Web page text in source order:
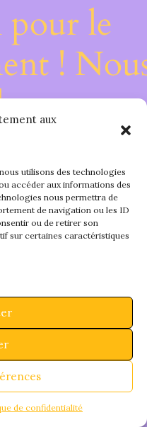
aux
utilisons des technologies
accéder aux informations des
nous permettra de
de navigation ou les ID
ou de retirer son
sur certaines caractéristiques
de confidentialité
pour le
!
sur
chose de
–
!